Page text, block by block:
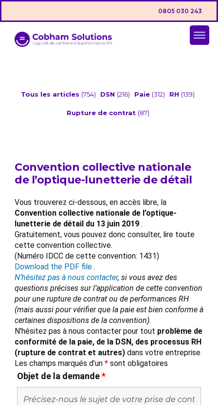
0805 030 243
Tous les articles (754) DSN (216) Paie (312) RH (139)
Rupture de contrat (87)
Convention collective nationale
de l’optique-lunetterie de détail
Vous trouverez ci-dessous, en accès libre, la
Convention collective nationale de l’optique-
lunetterie de détail du 13 juin 2019 .
Gratuitement, vous pouvez donc consulter, lire toute
cette convention collective.
(Numéro IDCC de cette convention: 1431)
Download the PDF file .
N’hésitez pas à nous contacter, si vous avez des
questions précises sur l’application de cette convention
pour une rupture de contrat ou de performances RH
(mais aussi pour vérifier que la paie est bien conforme à
certaines dispositions de la convention).
N'hésitez pas à nous contacter pour tout problème de
conformité de la paie, de la DSN, des processus RH
(rupture de contrat et autres) dans votre entreprise
Les champs marqués d’un * sont obligatoires
Objet de la demande*